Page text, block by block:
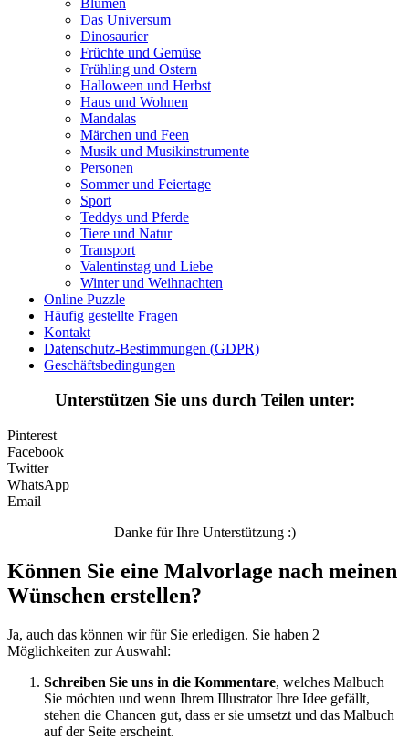
Sommer und Feiertage
Teddys und Pferde
Tiere und Natur
Valentinstag und Liebe
Winter und Weihnachten
Unkategorisiert
Das Universum
Dinosaurier
Früchte und Gemüse
Frühling und Ostern
Halloween und Herbst
Haus und Wohnen
Mandalas
Märchen und Feen
Musik und Musikinstrumente
Personen
Sommer und Feiertage
Sport
Teddys und Pferde
Tiere und Natur
Transport
Valentinstag und Liebe
Winter und Weihnachten
Online Puzzle
Häufig gestellte Fragen
Kontakt
Datenschutz-Bestimmungen (GDPR)
Geschäftsbedingungen
Unterstützen Sie uns durch Teilen unter:
Pinterest
Facebook
Twitter
WhatsApp
Email
Danke für Ihre Unterstützung :)
Können Sie eine Malvorlage nach meinen
Wünschen erstellen?
Ja, auch das können wir für Sie erledigen. Sie haben 2
Möglichkeiten zur Auswahl:
Schreiben Sie uns in die Kommentare, welches Malbuch
Sie möchten und wenn Ihrem Illustrator Ihre Idee gefällt,
stehen die Chancen gut, dass er sie umsetzt und das Malbuch
auf der Seite erscheint.